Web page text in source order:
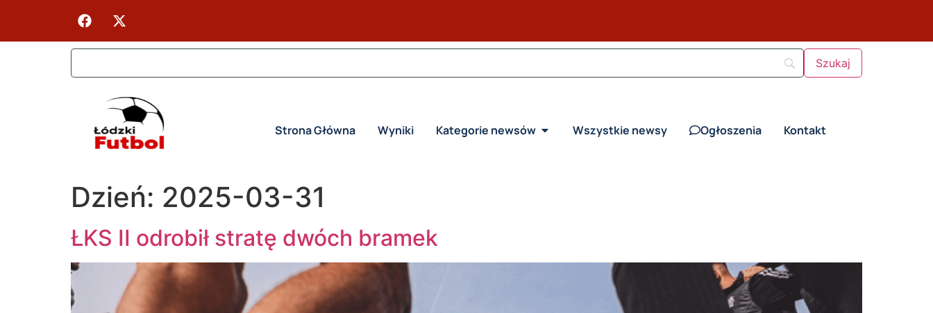
Strona Główna Wyniki Kategorie newsów Wszystkie newsy Ogłoszenia Kontakt
Dzień: 2025-03-31
ŁKS II odrobił stratę dwóch bramek